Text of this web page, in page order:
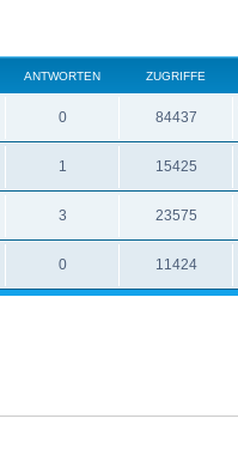
ANTWORTEN ZUGRIFFE
0 84437
1 15425
3 23575
0 11424